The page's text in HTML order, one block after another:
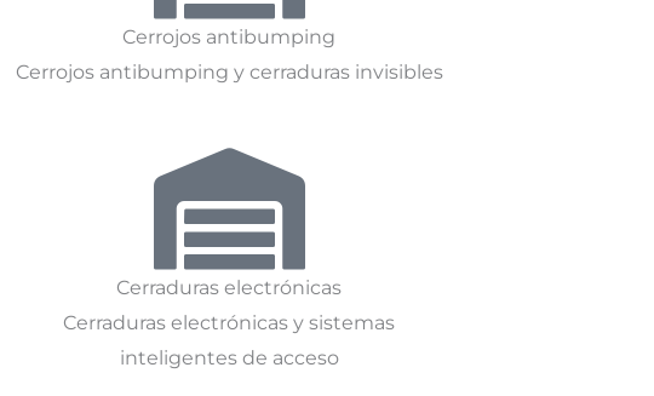
Cerrojos antibumping
Cerrojos antibumping y cerraduras invisibles
Cerraduras electrónicas
Cerraduras electrónicas y sistemas
inteligentes de acceso